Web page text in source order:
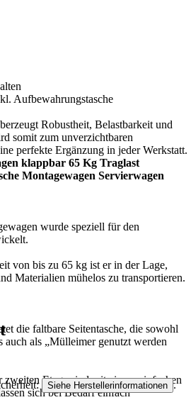
Aufbewahrungstasche
Robustheit, Belastbarkeit und
somit zum unverzichtbaren
perfekte Ergänzung in jeder Werkstatt.
klappbar 65 Kg Traglast
Montagewagen Servierwagen
wurde speziell für den
von bis zu 65 kg ist er in der Lage,
Materialien mühelos zu transportieren.
die faltbare Seitentasche, die sowohl
auch als „Mülleimer genutzt werden
Etage sind mit einem einfachen
sich bei Bedarf einfach
Siehe Herstellerinformationen .